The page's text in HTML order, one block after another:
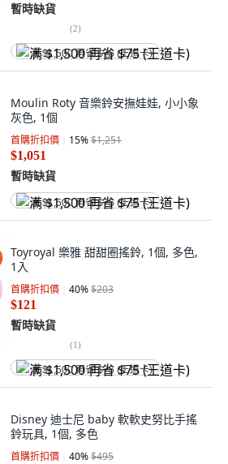
暫時缺貨
(2)
满 $1,500 再省 $75 (王道卡)
Moulin Roty 音樂鈴安撫娃娃, 小小象
灰色, 1個
首購折扣價 15%$1,251
$1,051
暫時缺貨
满 $1,500 再省 $75 (王道卡)
Toyroyal 樂雅 甜甜圈搖鈴, 1個, 多色,
1入
首購折扣價 40%$203
$121
暫時缺貨
(1)
满 $1,500 再省 $75 (王道卡)
Disney 迪士尼 baby 軟軟史努比手搖
鈴玩具, 1個, 多色
首購折扣價 40%$495